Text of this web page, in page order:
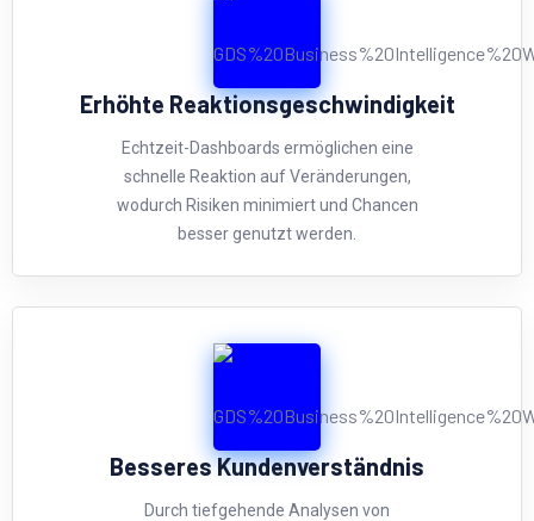
Erhöhte Reaktionsgeschwindigkeit
Echtzeit-Dashboards ermöglichen eine
schnelle Reaktion auf Veränderungen,
wodurch Risiken minimiert und Chancen
besser genutzt werden.
Besseres Kundenverständnis
Durch tiefgehende Analysen von